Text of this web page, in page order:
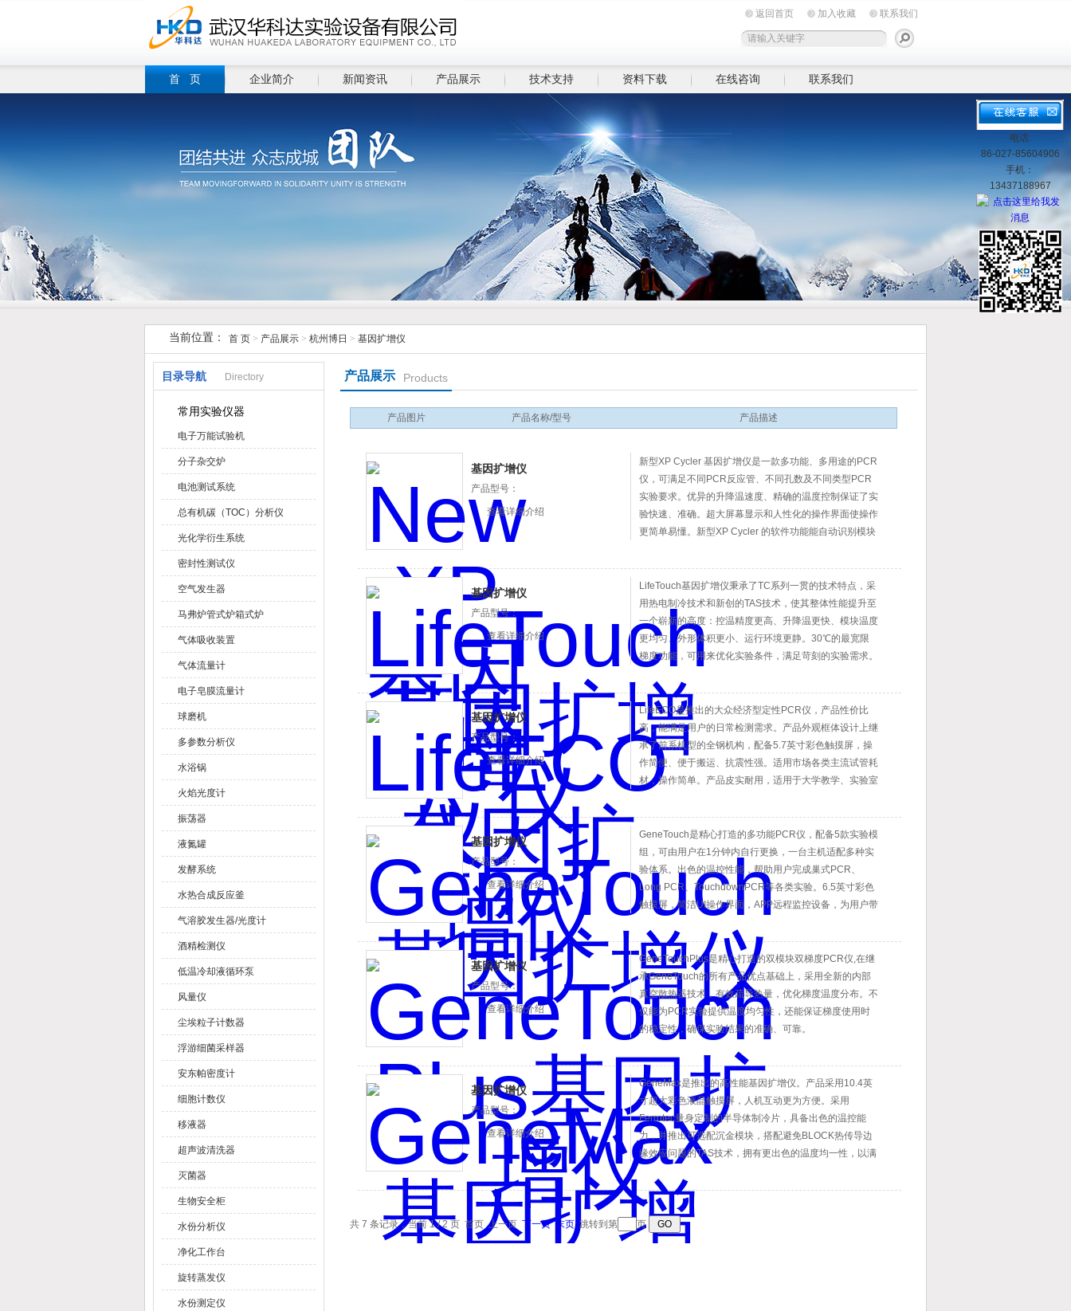
返回首页 加入收藏 联系我们
首 页 企业简介 新闻资讯 产品展示 技术支持 资料下载 在线咨询 联系我们
当前位置： 首 页 > 产品展示 > 杭州博日 > 基因扩增仪
目录导航 Directory
常用实验仪器
电子万能试验机
分子杂交炉
电池测试系统
总有机碳（TOC）分析仪
光化学衍生系统
密封性测试仪
空气发生器
马弗炉管式炉箱式炉
气体吸收装置
气体流量计
电子皂膜流量计
球磨机
多参数分析仪
水浴锅
火焰光度计
振荡器
液氮罐
发酵系统
水热合成反应釜
气溶胶发生器/光度计
酒精检测仪
低温冷却液循环泵
风量仪
尘埃粒子计数器
浮游细菌采样器
安东帕密度计
细胞计数仪
移液器
超声波清洗器
灭菌器
生物安全柜
水份分析仪
净化工作台
旋转蒸发仪
水份测定仪
产品展示 Products
产品图片 产品名称/型号 产品描述
基因扩增仪
产品型号：
查看详细介绍
新型XP Cycler 基因扩增仪是一款多功能、多用途的PCR
仪，可满足不同PCR反应管、不同孔数及不同类型PCR
实验要求。优异的升降温速度、精确的温度控制保证了实
验快速、准确。超大屏幕显示和人性化的操作界面使操作
更简单易懂。新型XP Cycler 的软件功能能自动识别模块
会实时动态显示时间和温度。本着以人为本的设计理念，
充分分析了医疗和科研院
基因扩增仪
产品型号：
查看详细介绍
LifeTouch基因扩增仪秉承了TC系列一贯的技术特点，采
用热电制冷技术和新创的TAS技术，使其整体性能提升至
一个崭新的高度：控温精度更高、升降温更快、模块温度
更均匀、外形体积更小、运行环境更静。30℃的最宽限
梯度功能，可用来优化实验条件，满足苛刻的实验需求。
屏，使实验的显示操作、数据传输更为简便直接。
基因扩增仪
产品型号：
查看详细介绍
LifeECO是推出的大众经济型定性PCR仪，产品性价比
高，能满足用户的日常检测需求。产品外观框体设计上继
承了前系机型的全钢机构，配备5.7英寸彩色触摸屏，操
作简便、便于搬运、抗震性强。适用市场各类主流试管耗
材，操作简单。产品皮实耐用，适用于大学教学、实验室
基因扩增仪
产品型号：
查看详细介绍
GeneTouch是精心打造的多功能PCR仪，配备5款实验模
组，可由用户在1分钟内自行更换，一台主机适配多种实
验体系。出色的温控性能，帮助用户完成巢式PCR、
Long PCR、TouchdownPCR等各类实验。6.5英寸彩色
触摸屏，简洁UI操作界面，APP远程监控设备，为用户带
基因扩增仪
产品型号：
查看详细介绍
GeneTouchPlus是精心打造的双模块双梯度PCR仪,在继
承GeneTouch的所有产品优点基础上，采用全新的内部
真空散热器技术，有效疏导热量，优化梯度温度分布。不
仅能为PCR实验提供温度均匀性，还能保证梯度使用时
的稳定性，确保实验结果的准确、可靠。
基因扩增仪
产品型号：
查看详细介绍
GeneMax是推出的高性能基因扩增仪。产品采用10.4英
寸超大彩色液晶触摸屏，人机互动更为方便。采用
Ferrotec量身定制的半导体制冷片，具备出色的温控能
力，并推出可选配沉金模块，搭配避免BLOCK热传导边
缘效应问题的TAS技术，拥有更出色的温度均一性，以满
现电脑对仪器的无线操控，并带有联机联网功能，可实现
一台电脑控制多台仪器。
共 7 条记录，当前 1 / 2 页 首页 上一页 下一页 末页跳转到第 页
电话:
86-027-85604906
手机：
13437188967